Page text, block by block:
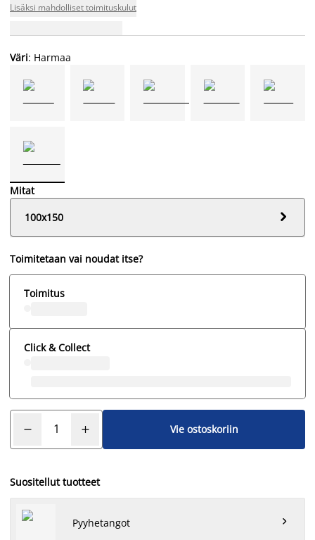
Lisäksi mahdolliset toimituskulut
Väri: Harmaa
Mitat
100x150

Toimitetaan vai noudat itse?
Toimitus
Click & Collect
Vie ostoskoriin
Suositellut tuotteet
Pyyhetangot 